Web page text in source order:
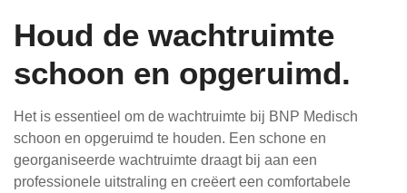
Houd de wachtruimte
schoon en opgeruimd.
Het is essentieel om de wachtruimte bij BNP Medisch
schoon en opgeruimd te houden. Een schone en
georganiseerde wachtruimte draagt bij aan een
professionele uitstraling en creëert een comfortabele